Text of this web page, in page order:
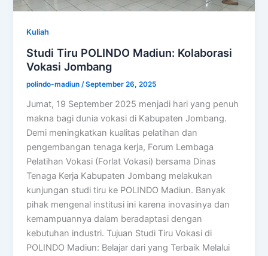
Kuliah
Studi Tiru POLINDO Madiun: Kolaborasi
Vokasi Jombang
polindo-madiun/September 26, 2025
Jumat, 19 September 2025 menjadi hari yang penuh
makna bagi dunia vokasi di Kabupaten Jombang.
Demi meningkatkan kualitas pelatihan dan
pengembangan tenaga kerja, Forum Lembaga
Pelatihan Vokasi (Forlat Vokasi) bersama Dinas
Tenaga Kerja Kabupaten Jombang melakukan
kunjungan studi tiru ke POLINDO Madiun. Banyak
pihak mengenal institusi ini karena inovasinya dan
kemampuannya dalam beradaptasi dengan
kebutuhan industri. Tujuan Studi Tiru Vokasi di
POLINDO Madiun: Belajar dari yang Terbaik Melalui